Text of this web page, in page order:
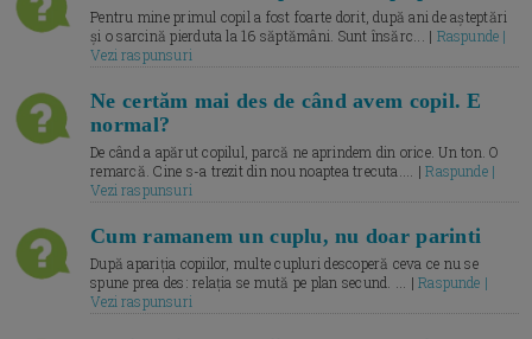
Pentru mine primul copil a fost foarte dorit, după ani de așteptări
și o sarcină pierduta la 16 săptămâni. Sunt însărc... | Raspunde |
Vezi raspunsuri
Ne certăm mai des de când avem copil. E
normal?
De când a apărut copilul, parcă ne aprindem din orice. Un ton. O
remarcă. Cine s-a trezit din nou noaptea trecuta.... |Raspunde |
Vezi raspunsuri
Cum ramanem un cuplu, nu doar parinti
După apariția copiilor, multe cupluri descoperă ceva ce nu se
spune prea des: relația se mută pe plan secund. ... |Raspunde |
Vezi raspunsuri